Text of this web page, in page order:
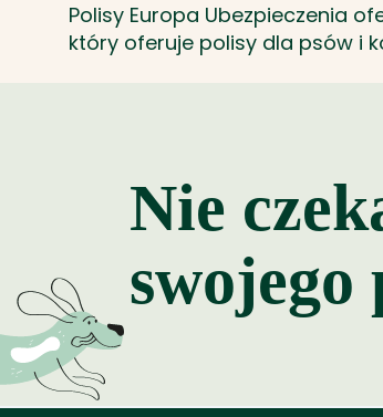
Polisy Europa Ubezpieczenia
który oferuje polisy dla psów i
Nie
swojego